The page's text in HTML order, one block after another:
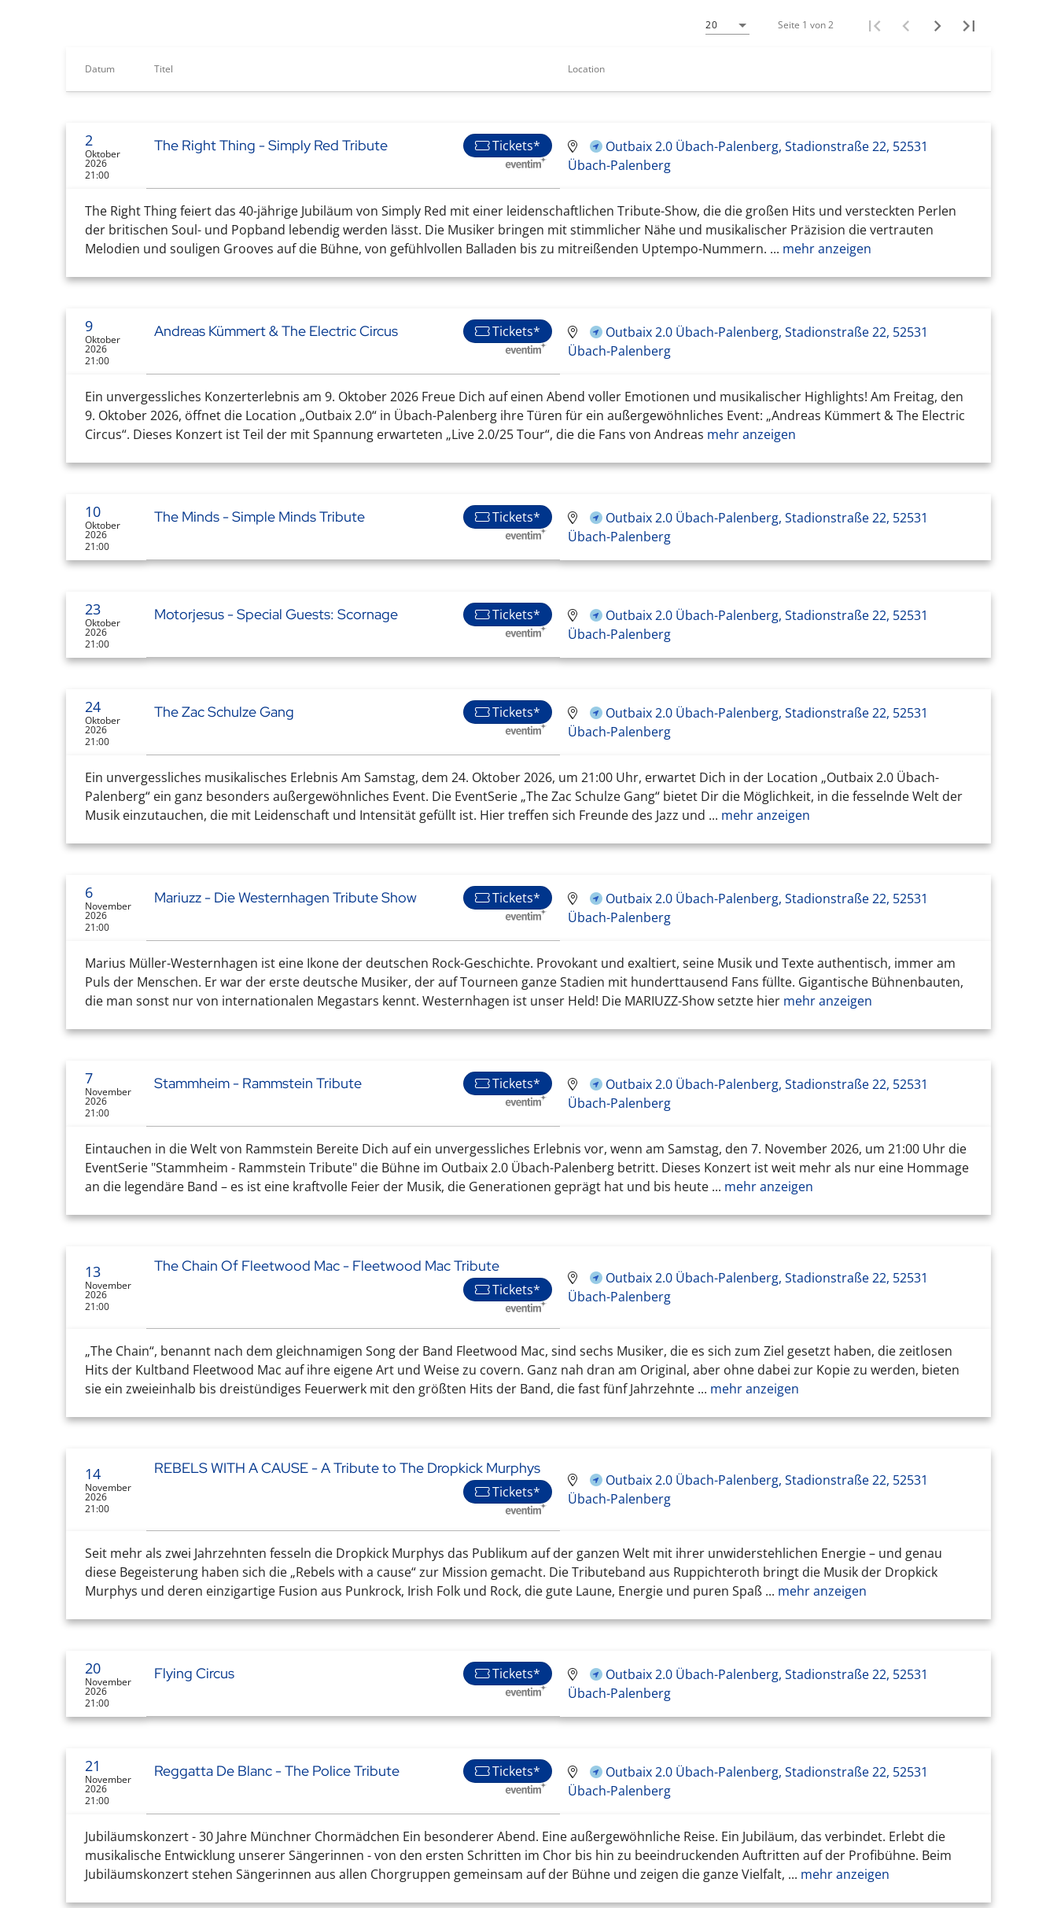
20 Seite 1 von 2
Datum Titel Location
2
Oktober
2026
21:00
The Right Thing - Simply Red Tribute Tickets*
Outbaix 2.0 Übach-Palenberg, Stadionstraße 22, 52531
Übach-Palenberg
The Right Thing feiert das 40-jährige Jubiläum von Simply Red mit einer leidenschaftlichen Tribute-Show, die die großen Hits und versteckten Perlen
der britischen Soul- und Popband lebendig werden lässt. Die Musiker bringen mit stimmlicher Nähe und musikalischer Präzision die vertrauten
Melodien und souligen Grooves auf die Bühne, von gefühlvollen Balladen bis zu mitreißenden Uptempo-Nummern. ... mehr anzeigen
9
Oktober
2026
21:00
Andreas Kümmert & The Electric Circus Tickets*
Outbaix 2.0 Übach-Palenberg, Stadionstraße 22, 52531
Übach-Palenberg
Ein unvergessliches Konzerterlebnis am 9. Oktober 2026 Freue Dich auf einen Abend voller Emotionen und musikalischer Highlights! Am Freitag, den
9. Oktober 2026, öffnet die Location „Outbaix 2.0“ in Übach-Palenberg ihre Türen für ein außergewöhnliches Event: „Andreas Kümmert & The Electric
Circus“. Dieses Konzert ist Teil der mit Spannung erwarteten „Live 2.0/25 Tour“, die die Fans von Andreas mehr anzeigen
10
Oktober
2026
21:00
The Minds - Simple Minds Tribute Tickets*
Outbaix 2.0 Übach-Palenberg, Stadionstraße 22, 52531
Übach-Palenberg
23
Oktober
2026
21:00
Motorjesus - Special Guests: Scornage Tickets*
Outbaix 2.0 Übach-Palenberg, Stadionstraße 22, 52531
Übach-Palenberg
24
Oktober
2026
21:00
The Zac Schulze Gang Tickets*
Outbaix 2.0 Übach-Palenberg, Stadionstraße 22, 52531
Übach-Palenberg
Ein unvergessliches musikalisches Erlebnis Am Samstag, dem 24. Oktober 2026, um 21:00 Uhr, erwartet Dich in der Location „Outbaix 2.0 Übach-
Palenberg“ ein ganz besonders außergewöhnliches Event. Die EventSerie „The Zac Schulze Gang“ bietet Dir die Möglichkeit, in die fesselnde Welt der
Musik einzutauchen, die mit Leidenschaft und Intensität gefüllt ist. Hier treffen sich Freunde des Jazz und ... mehr anzeigen
6
November
2026
21:00
Mariuzz - Die Westernhagen Tribute Show Tickets*
Outbaix 2.0 Übach-Palenberg, Stadionstraße 22, 52531
Übach-Palenberg
Marius Müller-Westernhagen ist eine Ikone der deutschen Rock-Geschichte. Provokant und exaltiert, seine Musik und Texte authentisch, immer am
Puls der Menschen. Er war der erste deutsche Musiker, der auf Tourneen ganze Stadien mit hunderttausend Fans füllte. Gigantische Bühnenbauten,
die man sonst nur von internationalen Megastars kennt. Westernhagen ist unser Held! Die MARIUZZ-Show setzte hier mehr anzeigen
7
November
2026
21:00
Stammheim - Rammstein Tribute Tickets*
Outbaix 2.0 Übach-Palenberg, Stadionstraße 22, 52531
Übach-Palenberg
Eintauchen in die Welt von Rammstein Bereite Dich auf ein unvergessliches Erlebnis vor, wenn am Samstag, den 7. November 2026, um 21:00 Uhr die
EventSerie "Stammheim - Rammstein Tribute" die Bühne im Outbaix 2.0 Übach-Palenberg betritt. Dieses Konzert ist weit mehr als nur eine Hommage
an die legendäre Band – es ist eine kraftvolle Feier der Musik, die Generationen geprägt hat und bis heute ... mehr anzeigen
13
November
2026
21:00
The Chain Of Fleetwood Mac - Fleetwood Mac Tribute
Tickets*
Outbaix 2.0 Übach-Palenberg, Stadionstraße 22, 52531
Übach-Palenberg
„The Chain“, benannt nach dem gleichnamigen Song der Band Fleetwood Mac, sind sechs Musiker, die es sich zum Ziel gesetzt haben, die zeitlosen
Hits der Kultband Fleetwood Mac auf ihre eigene Art und Weise zu covern. Ganz nah dran am Original, aber ohne dabei zur Kopie zu werden, bieten
sie ein zweieinhalb bis dreistündiges Feuerwerk mit den größten Hits der Band, die fast fünf Jahrzehnte ... mehr anzeigen
14
November
2026
21:00
REBELS WITH A CAUSE - A Tribute to The Dropkick Murphys
Tickets*
Outbaix 2.0 Übach-Palenberg, Stadionstraße 22, 52531
Übach-Palenberg
Seit mehr als zwei Jahrzehnten fesseln die Dropkick Murphys das Publikum auf der ganzen Welt mit ihrer unwiderstehlichen Energie – und genau
diese Begeisterung haben sich die „Rebels with a cause“ zur Mission gemacht. Die Tributeband aus Ruppichteroth bringt die Musik der Dropkick
Murphys und deren einzigartige Fusion aus Punkrock, Irish Folk und Rock, die gute Laune, Energie und puren Spaß ... mehr anzeigen
20
November
2026
21:00
Flying Circus Tickets*
Outbaix 2.0 Übach-Palenberg, Stadionstraße 22, 52531
Übach-Palenberg
21
November
2026
21:00
Reggatta De Blanc - The Police Tribute Tickets*
Outbaix 2.0 Übach-Palenberg, Stadionstraße 22, 52531
Übach-Palenberg
Jubiläumskonzert - 30 Jahre Münchner Chormädchen Ein besonderer Abend. Eine außergewöhnliche Reise. Ein Jubiläum, das verbindet. Erlebt die
musikalische Entwicklung unserer Sängerinnen - von den ersten Schritten im Chor bis hin zu beeindruckenden Auftritten auf der Profibühne. Beim
Jubiläumskonzert stehen Sängerinnen aus allen Chorgruppen gemeinsam auf der Bühne und zeigen die ganze Vielfalt, ... mehr anzeigen